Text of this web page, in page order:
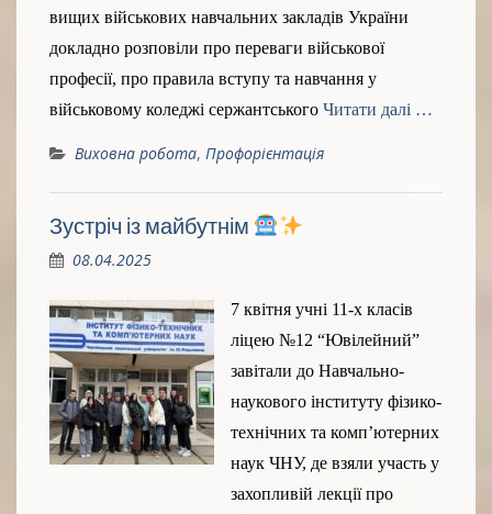
вищих військових навчальних закладів України
докладно розповіли про переваги військової
професії, про правила вступу та навчання у
військовому коледжі сержантського Читати далі …
Виховна робота, Профорієнтація
Зустріч із майбутнім
08.04.2025
7 квітня учні 11-х класів
ліцею №12 “Ювілейний”
завітали до Навчально-
наукового інституту фізико-
технічних та комп’ютерних
наук ЧНУ, де взяли участь у
захопливій лекції про